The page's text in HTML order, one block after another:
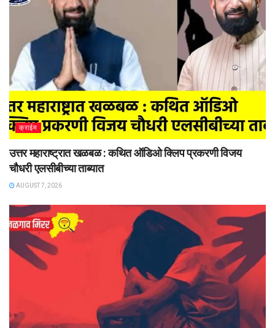
क्राईम
उत्तर महाराष्ट्रात खळबळ : कथित ऑडिओ क्लिप प्रकरणी विजय
चौधरी एलसीबीच्या ताब्यात
AUGUST 7, 2026